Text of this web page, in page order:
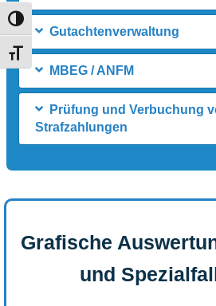
Umschalten auf hohe Kontraste
Schrift vergrößern
Gutachtenverwaltung
MBEG / ANFM
Prüfung und Verbuchung
Strafzahlungen
Grafische
und